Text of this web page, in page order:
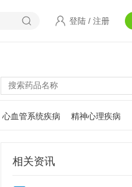
登陆 / 注册
心血管系统疾病 精神心理疾病
相关资讯